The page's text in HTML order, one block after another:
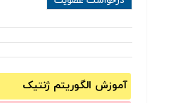
آموزش الگوریتم ژنتیک